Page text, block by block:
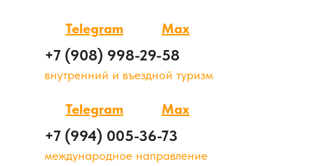
+7 (908) 998-29-58
Telegram
Telegram
+7 (994) 005-36-73
международное направление
внутренний и въездной туризм
Max
Max